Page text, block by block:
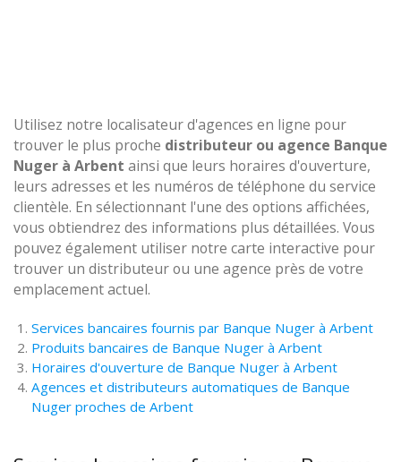
Utilisez notre localisateur d'agences en ligne pour
trouver le plus proche distributeur ou agence Banque
Nuger à Arbent ainsi que leurs horaires d'ouverture,
leurs adresses et les numéros de téléphone du service
clientèle. En sélectionnant l'une des options affichées,
vous obtiendrez des informations plus détaillées. Vous
pouvez également utiliser notre carte interactive pour
trouver un distributeur ou une agence près de votre
emplacement actuel.
Services bancaires fournis par Banque Nuger à Arbent
Produits bancaires de Banque Nuger à Arbent
Horaires d'ouverture de Banque Nuger à Arbent
Agences et distributeurs automatiques de Banque
Nuger proches de Arbent